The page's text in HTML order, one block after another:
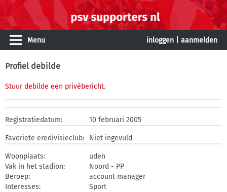
Menu inloggen aanmelden
Profiel debilde
Stuur debilde een privébericht.
Registratiedatum: 10 februari 2005
Favoriete eredivisieclub: Niet ingevuld
Woonplaats:
uden
Vak in het stadion:
Noord - PP
Beroep:
account manager
Interesses:
Sport